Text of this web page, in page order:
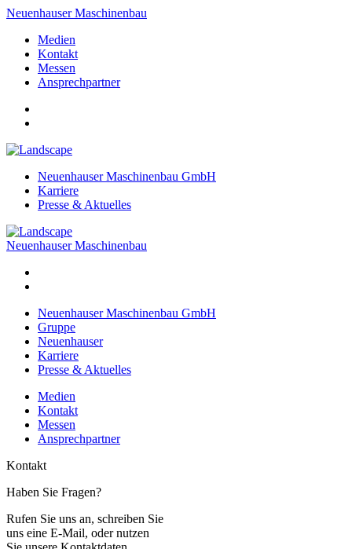
Neuenhauser Maschinenbau
Medien
Kontakt
Messen
Ansprechpartner
Neuenhauser Maschinenbau GmbH
Karriere
Presse & Aktuelles
Neuenhauser Maschinenbau
Neuenhauser Maschinenbau GmbH
Gruppe
Neuenhauser
Karriere
Presse & Aktuelles
Medien
Kontakt
Messen
Ansprechpartner
Kontakt
Haben Sie Fragen?
Rufen Sie uns an, schreiben Sie
uns eine E-Mail, oder nutzen